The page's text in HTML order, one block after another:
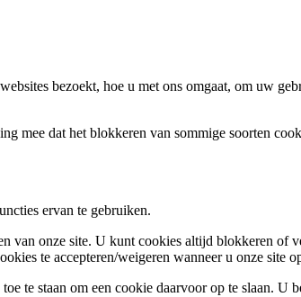
bezoekt, hoe u met ons omgaat, om uw
mee dat het blokkeren van sommige soorten
ervan te gebruiken.
van onze site. U kunt cookies altijd blokkeren of
te accepteren/weigeren wanneer u onze site
te staan om een cookie daarvoor op te slaan. U